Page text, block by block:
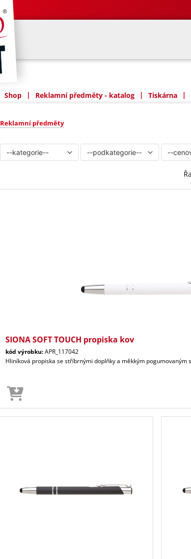
Shop | Reklamní předměty - katalog | Tiskárna |
Reklamní předměty
SIONA SOFT TOUCH propiska kov
kód výrobku:APR_117042
Hliníková propiska se stříbrnými doplňky a měkkým pogumovaným